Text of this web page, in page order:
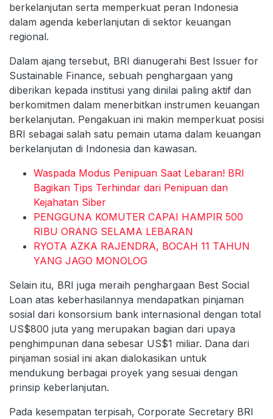
berkelanjutan serta memperkuat peran Indonesia
dalam agenda keberlanjutan di sektor keuangan
regional.
Dalam ajang tersebut, BRI dianugerahi Best Issuer for
Sustainable Finance, sebuah penghargaan yang
diberikan kepada institusi yang dinilai paling aktif dan
berkomitmen dalam menerbitkan instrumen keuangan
berkelanjutan. Pengakuan ini makin memperkuat posisi
BRI sebagai salah satu pemain utama dalam keuangan
berkelanjutan di Indonesia dan kawasan.
Waspada Modus Penipuan Saat Lebaran! BRI
Bagikan Tips Terhindar dari Penipuan dan
Kejahatan Siber
PENGGUNA KOMUTER CAPAI HAMPIR 500
RIBU ORANG SELAMA LEBARAN
RYOTA AZKA RAJENDRA, BOCAH 11 TAHUN
YANG JAGO MONOLOG
Selain itu, BRI juga meraih penghargaan Best Social
Loan atas keberhasilannya mendapatkan pinjaman
sosial dari konsorsium bank internasional dengan total
US$800 juta yang merupakan bagian dari upaya
penghimpunan dana sebesar US$1 miliar. Dana dari
pinjaman sosial ini akan dialokasikan untuk
mendukung berbagai proyek yang sesuai dengan
prinsip keberlanjutan.
Pada kesempatan terpisah, Corporate Secretary BRI